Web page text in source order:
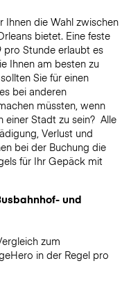
die Wahl zwischen
bietet. Eine feste
pro Stunde erlaubt es
Ihnen am besten zu
Sie für einen
bei anderen
müssten, wenn
einer Stadt zu sein? Alle
Verlust und
bei der Buchung die
für Ihr Gepäck mit
und
zum
in der Regel pro